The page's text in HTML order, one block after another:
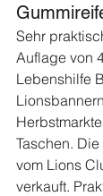
Sehr
Auflage von
Lebenshilfe
Taschen.
vom Lions
verkauft.